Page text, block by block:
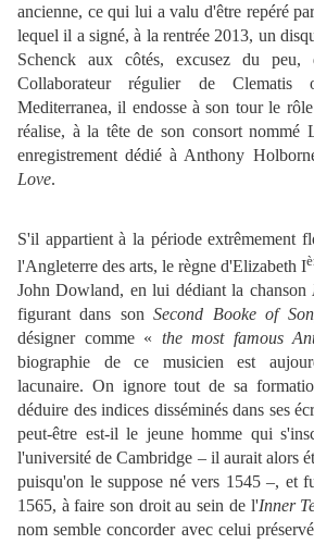
ancienne, ce qui lui a valu d'être repéré
lequel il a signé, à la rentrée 2013, un
Schenck aux côtés, excusez du peu,
Collaborateur régulier de
Mediterranea, il endosse à son tour le
réalise, à la tête de son consort nommé
enregistrement dédié à Anthony
Love.
S'il appartient à la période extrêmement
l'Angleterre des arts, le règne d'Elizabeth I
John Dowland, en lui dédiant la chanson
figurant dans sonSecond Booke of
désigner comme « the most famous
biographie de ce musicien est
lacunaire. On ignore tout de sa
déduire des indices disséminés dans ses
peut-être est-il le jeune homme qui
l'université de Cambridge – il aurait alors
puisqu'on le suppose né vers 1545 –, et
1565, à faire son droit au sein de l'Inner
nom semble concorder avec celui